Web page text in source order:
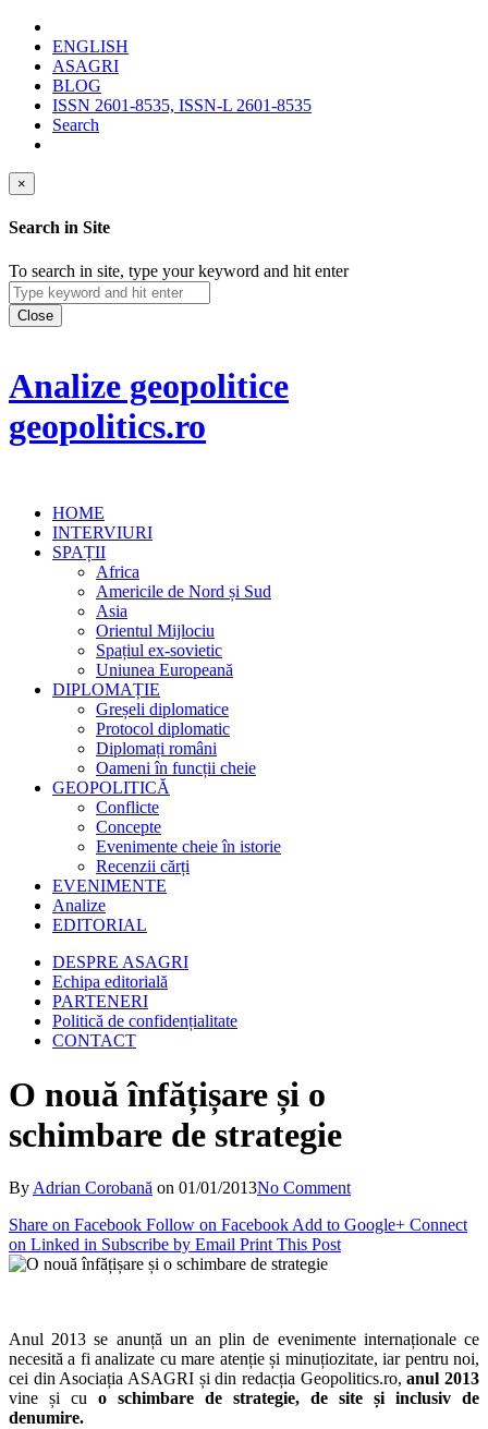
ENGLISH
ASAGRI
BLOG
ISSN 2601-8535, ISSN-L 2601-8535
Search
×
Search in Site
To search in site, type your keyword and hit enter
Close
Analize geopolitice
geopolitics.ro
HOME
INTERVIURI
SPAȚII
Africa
Americile de Nord și Sud
Asia
Orientul Mijlociu
Spațiul ex-sovietic
Uniunea Europeană
DIPLOMAȚIE
Greșeli diplomatice
Protocol diplomatic
Diplomați români
Oameni în funcții cheie
GEOPOLITICĂ
Conflicte
Concepte
Evenimente cheie în istorie
Recenzii cărți
EVENIMENTE
Analize
EDITORIAL
DESPRE ASAGRI
Echipa editorială
PARTENERI
Politică de confidențialitate
CONTACT
O nouă înfățișare și o
schimbare de strategie
By Adrian Corobană on 01/01/2013No Comment
Share on Facebook Follow on Facebook Add to Google+ Connect
on Linked in Subscribe by Email Print This Post
Anul 2013 se anunță un an plin de evenimente internaționale ce
necesită a fi analizate cu mare atenție și minuțiozitate, iar pentru noi,
cei din Asociația ASAGRI și din redacția Geopolitics.ro,anul 2013
vine și cu o schimbare de strategie, de site și inclusiv de
denumire.